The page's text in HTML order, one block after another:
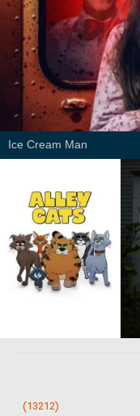
Ice Cream Man
(13212)